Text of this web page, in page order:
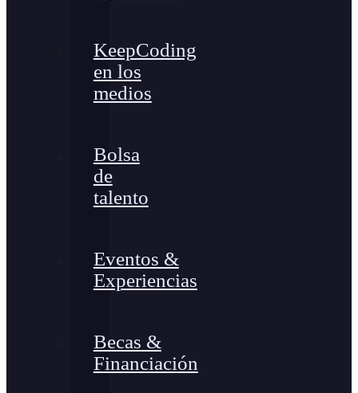
KeepCoding
en los
medios
Bolsa
de
talento
Eventos &
Experiencias
Becas &
Financiación